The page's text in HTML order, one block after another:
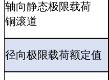
轴向静态极限载荷
铜滚道
径向极限载荷额定值